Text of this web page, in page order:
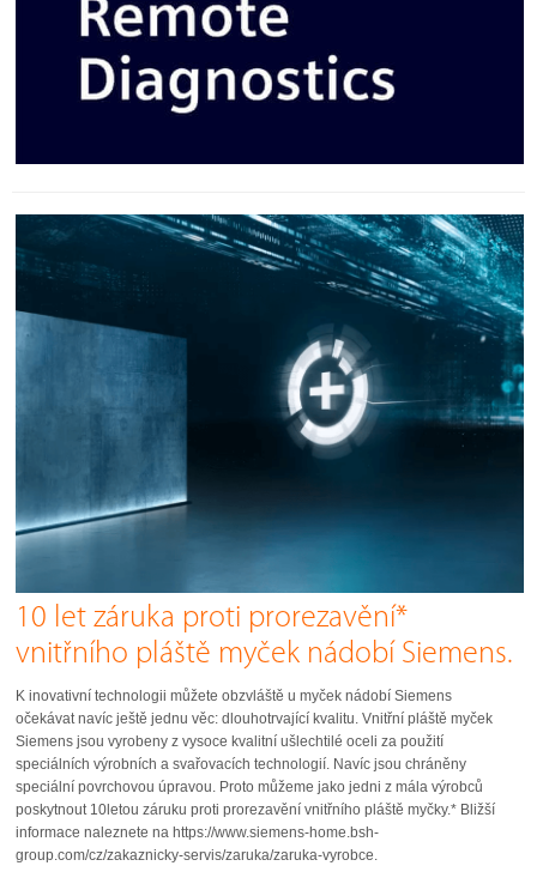
10 let záruka proti prorezavění*
vnitřního pláště myček nádobí Siemens.
K inovativní technologii můžete obzvláště u myček nádobí Siemens
očekávat navíc ještě jednu věc: dlouhotrvající kvalitu. Vnitřní pláště myček
Siemens jsou vyrobeny z vysoce kvalitní ušlechtilé oceli za použití
speciálních výrobních a svařovacích technologií. Navíc jsou chráněny
speciální povrchovou úpravou. Proto můžeme jako jedni z mála výrobců
poskytnout 10letou záruku proti prorezavění vnitřního pláště myčky.* Bližší
informace naleznete na https://www.siemens-home.bsh-
group.com/cz/zakaznicky-servis/zaruka/zaruka-vyrobce.